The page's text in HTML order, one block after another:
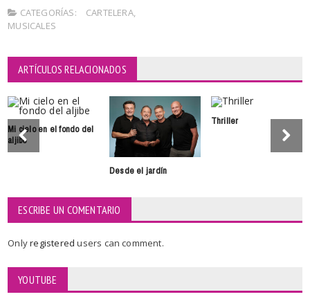
CATEGORÍAS: CARTELERA,
MUSICALES
ARTÍCULOS RELACIONADOS
Mi cielo en el fondo del
aljibe
Desde el jardín
Thriller
ESCRIBE UN COMENTARIO
Onlyregisteredusers can comment.
YOUTUBE